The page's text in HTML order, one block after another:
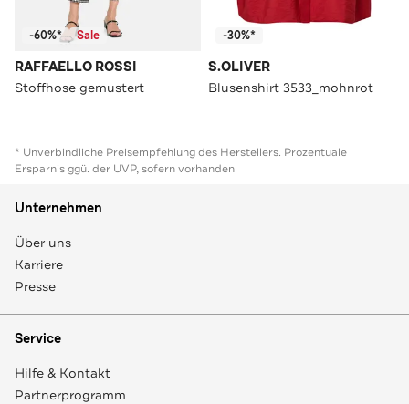
-60%* Sale
RAFFAELLO ROSSI
Stoffhose gemustert
-30%*
S.OLIVER
Blusenshirt 3533_mohnrot
* Unverbindliche Preisempfehlung des Herstellers. Prozentuale
Ersparnis ggü. der UVP, sofern vorhanden
Unternehmen
Über uns
Karriere
Presse
Service
Hilfe & Kontakt
Partnerprogramm